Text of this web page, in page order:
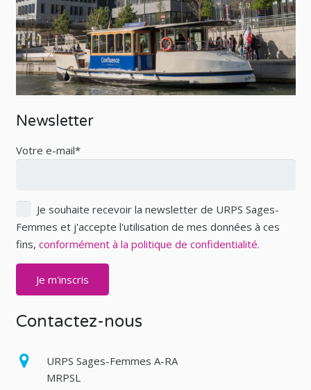
Newsletter
Votre e-mail*
Je souhaite recevoir la newsletter de URPS Sages-
Femmes et j'accepte l'utilisation de mes données à ces
fins, conformément à la politique de confidentialité.
Contactez-nous
URPS Sages-Femmes A-RA
MRPSL